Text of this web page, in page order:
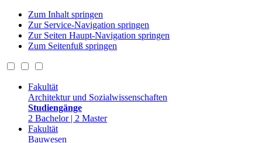
Zum Inhalt springen
Zur Service-Navigation springen
Zur Seiten Haupt-Navigation springen
Zum Seitenfuß springen
Fakultät
Architektur und Sozialwissenschaften
Studiengänge
2 Bachelor | 2 Master
Fakultät
Bauwesen